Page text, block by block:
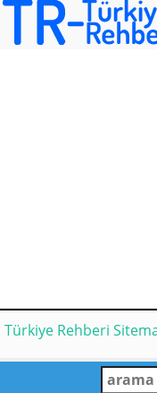
Türkiye Rehberi